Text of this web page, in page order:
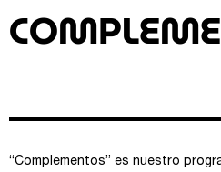
“Complementos” es nuestro